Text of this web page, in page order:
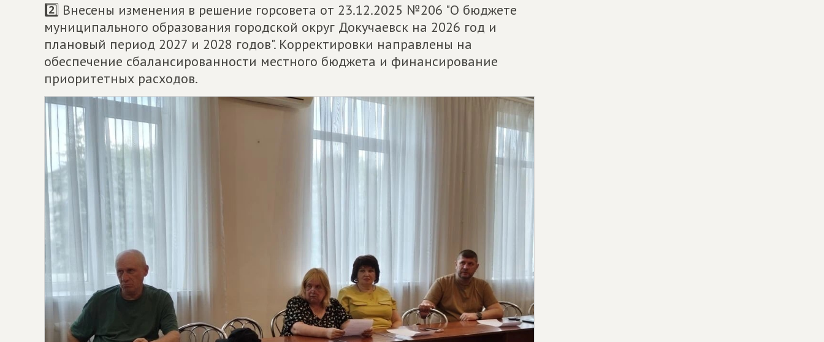
2️⃣ Внесены изменения в решение горсовета от 23.12.2025 №206 "О бюджете
муниципального образования городской округ Докучаевск на 2026 год и
плановый период 2027 и 2028 годов". Корректировки направлены на
обеспечение сбалансированности местного бюджета и финансирование
приоритетных расходов.